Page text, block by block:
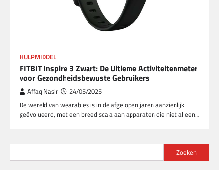
HULPMIDDEL
FITBIT Inspire 3 Zwart: De Ultieme Activiteitenmeter
voor Gezondheidsbewuste Gebruikers
Affaq Nasir 24/05/2025
De wereld van wearables is in de afgelopen jaren aanzienlijk
geëvolueerd, met een breed scala aan apparaten die niet alleen…
Zoeken